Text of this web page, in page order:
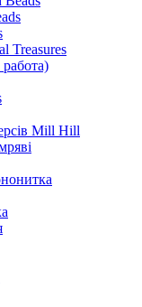
Treasures
Mill Hill